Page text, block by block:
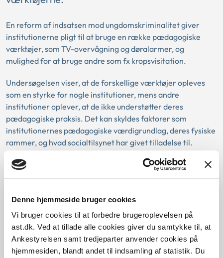
Denne hjemmeside bruger cookies
Vi bruger cookies til at forbedre brugeroplevelsen på
ast.dk. Ved at tillade alle cookies giver du samtykke til, at
Ankestyrelsen samt tredjeparter anvender cookies på
hjemmesiden, blandt andet til indsamling af statistik. Du
En reform af indsatsen mod ungdomskriminalitet giver
institutionerne pligt til at bruge en række pædagogiske
værktøjer, som TV-overvågning og døralarmer, og
mulighed for at bruge andre som fx kropsvisitation.
Undersøgelsen viser, at de forskellige værktøjer opleves
som en styrke for nogle institutioner, mens andre
institutioner oplever, at de ikke understøtter deres
pædagogiske praksis. Det kan skyldes faktorer som
institutionernes pædagogiske værdigrundlag, deres fysiske
rammer, og hvad socialtilsynet har givet tilladelse til.
Undersøgelsen er bestilt af Social- og Ældreministeriet og
indgår som en del af en større evaluering af reformen.
Læs hele undersøgelsen her